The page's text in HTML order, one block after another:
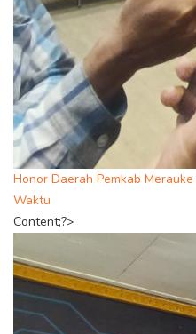
Honor Daerah Pemkab
Waktu
Content;?>